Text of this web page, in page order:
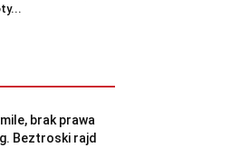
brak prawa
Beztroski rajd